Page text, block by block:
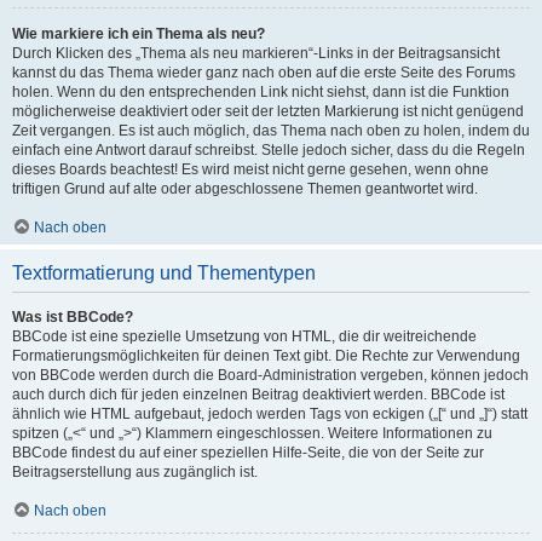
Wie markiere ich ein Thema als neu?
Durch Klicken des „Thema als neu markieren“-Links in der Beitragsansicht
kannst du das Thema wieder ganz nach oben auf die erste Seite des Forums
holen. Wenn du den entsprechenden Link nicht siehst, dann ist die Funktion
möglicherweise deaktiviert oder seit der letzten Markierung ist nicht genügend
Zeit vergangen. Es ist auch möglich, das Thema nach oben zu holen, indem du
einfach eine Antwort darauf schreibst. Stelle jedoch sicher, dass du die Regeln
dieses Boards beachtest! Es wird meist nicht gerne gesehen, wenn ohne
triftigen Grund auf alte oder abgeschlossene Themen geantwortet wird.
Nach oben
Textformatierung und Thementypen
Was ist BBCode?
BBCode ist eine spezielle Umsetzung von HTML, die dir weitreichende
Formatierungsmöglichkeiten für deinen Text gibt. Die Rechte zur Verwendung
von BBCode werden durch die Board-Administration vergeben, können jedoch
auch durch dich für jeden einzelnen Beitrag deaktiviert werden. BBCode ist
ähnlich wie HTML aufgebaut, jedoch werden Tags von eckigen („[“ und „]“) statt
spitzen („<“ und „>“) Klammern eingeschlossen. Weitere Informationen zu
BBCode findest du auf einer speziellen Hilfe-Seite, die von der Seite zur
Beitragserstellung aus zugänglich ist.
Nach oben